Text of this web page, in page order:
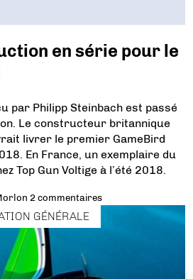
en série pour le
par Philipp Steinbach est passé
Le constructeur britannique
livrer le premier GameBird
En France, un exemplaire du
Top Gun Voltige à l’été 2018.
2 commentaires
GÉNÉRALE